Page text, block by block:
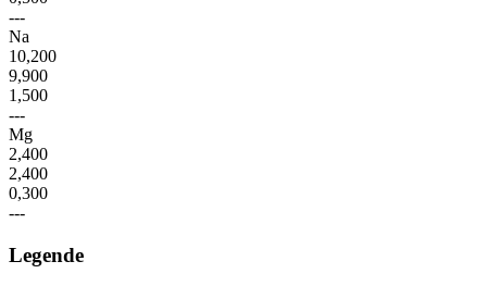
---
Na
10,200
9,900
1,500
---
Mg
2,400
2,400
0,300
---
Legende